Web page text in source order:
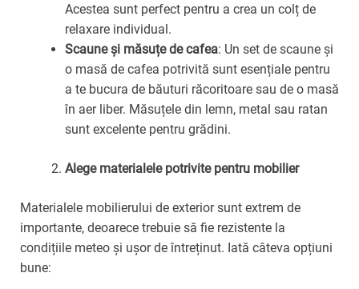
Acestea sunt perfect pentru a crea un colț de
relaxare individual.
Scaune și măsuțe de cafea: Un set de scaune și
o masă de cafea potrivită sunt esențiale pentru
a te bucura de băuturi răcoritoare sau de o masă
în aer liber. Măsuțele din lemn, metal sau ratan
sunt excelente pentru grădini.
Alege materialele potrivite pentru mobilier
Materialele mobilierului de exterior sunt extrem de
importante, deoarece trebuie să fie rezistente la
condițiile meteo și ușor de întreținut. Iată câteva opțiuni
bune: